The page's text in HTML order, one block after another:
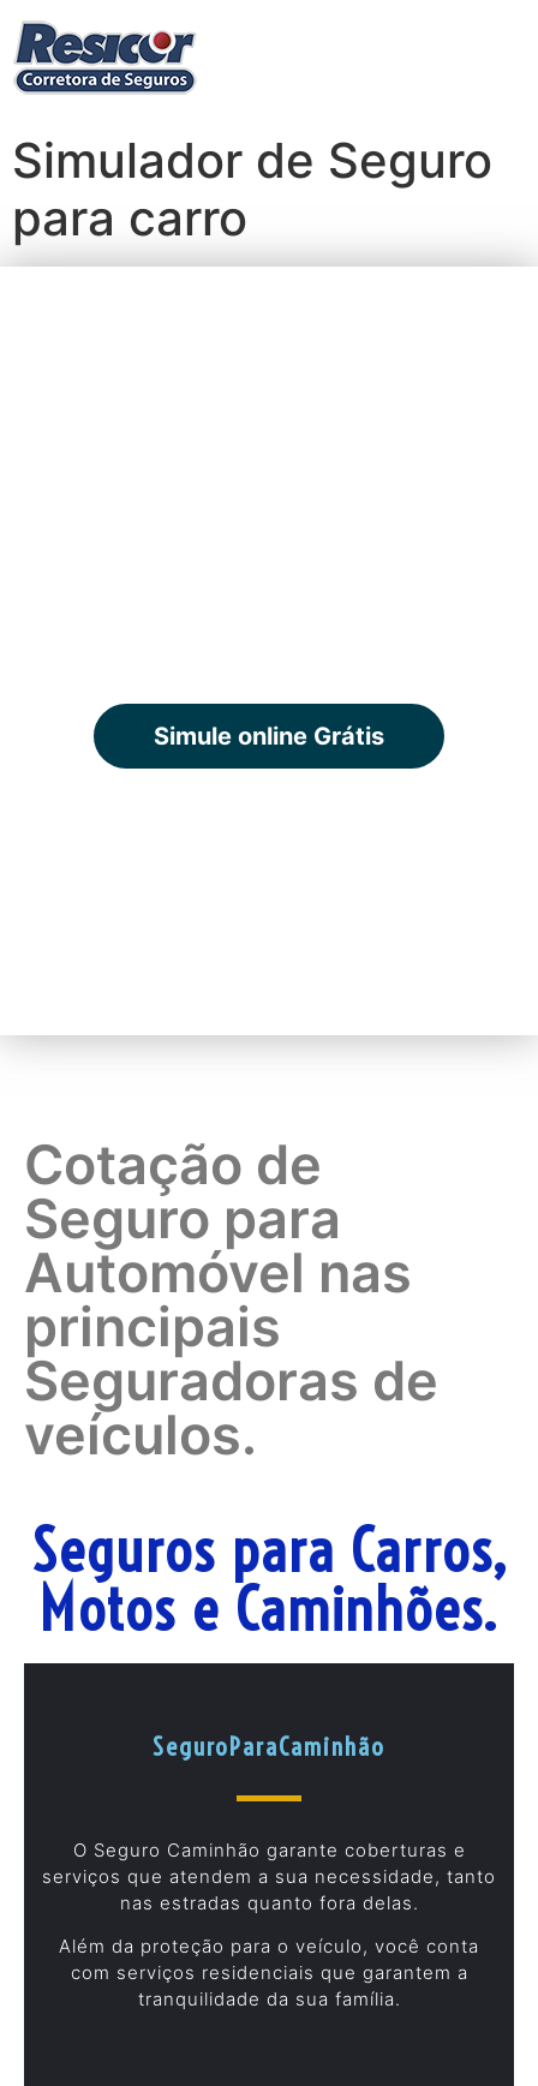
Simulador de Seguro
para carro
Simule online Grátis
Cotação de
Seguro para
Automóvel nas
principais
Seguradoras de
veículos.
Seguros para Carros,
Motos e Caminhões.
SeguroParaCaminhão
O Seguro Caminhão garante coberturas e
serviços que atendem a sua necessidade, tanto
nas estradas quanto fora delas.
Além da proteção para o veículo, você conta
com serviços residenciais que garantem a
tranquilidade da sua família.